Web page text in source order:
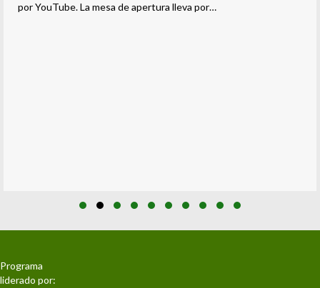
por YouTube. La mesa de apertura lleva por…
Programa
liderado por: